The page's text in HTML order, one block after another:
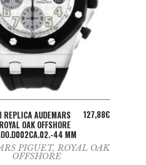
ADD TO CART
REPLICA AUDEMARS
OAK OFFSHORE
44 MM
127,88€
PIGUET, ROYAL OAK
OFFSHORE